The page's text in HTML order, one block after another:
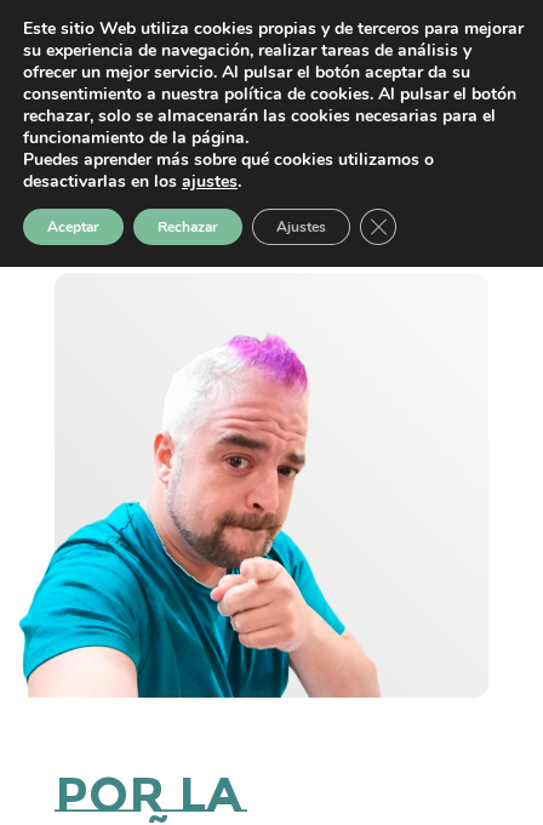
Por la
Este sitio Web utiliza cookies propias y de terceros para mejorar
su experiencia de navegación, realizar tareas de análisis y
ofrecer un mejor servicio. Al pulsar el botón aceptar da su
consentimiento a nuestra política de cookies. Al pulsar el botón
rechazar, solo se almacenarán las cookies necesarias para el
funcionamiento de la página.
Puedes aprender más sobre qué cookies utilizamos o
desactivarlas en los ajustes.
Aceptar Rechazar Ajustes Cerrar el banner de